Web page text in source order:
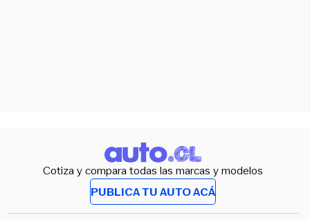
Cotiza y compara todas las marcas y modelos
PUBLICA TU AUTO ACÁ